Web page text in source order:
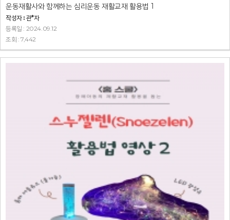
운동재활사와 함께하는 심리운동 재활교재 활용법 1
작성자 : 관*자
등록일 : 2024.09.12
조회 : 7,442